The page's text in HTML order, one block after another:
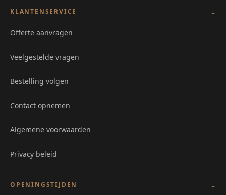
KLANTENSERVICE
Offerte aanvragen
Veelgestelde vragen
Bestelling volgen
Contact opnemen
Algemene voorwaarden
Privacy beleid
OPENINGSTIJDEN